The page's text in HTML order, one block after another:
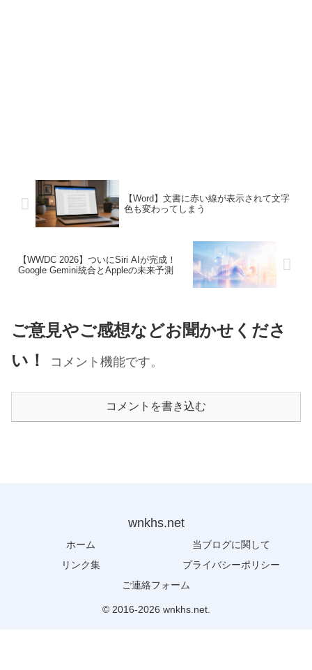
【Word】文書に赤い線が表示されて文字
色も変わってしまう
【WWDC 2026】ついにSiri AIが完成！
Google Gemini統合とAppleの未来予測
ご意見やご感想などお聞かせくださ
い！
コメント機能です。
コメントを書き込む
wnkhs.net
ホーム
当ブログに関して
リンク集
プライバシーポリシー
ご連絡フォーム
© 2016-2026 wnkhs.net.